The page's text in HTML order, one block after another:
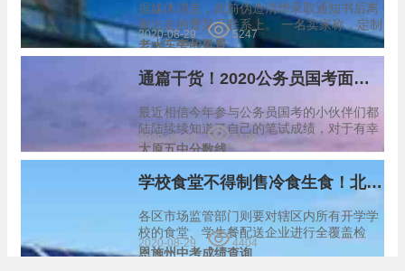
据媒体消息，此前伪造清华录取通知书后离
家出走的曹某已联系上。 一名卖家称，定制
高校录取通知书分为单独定制和套装两类。
该卖家称，录取通知书均盖有相应学校的印
章。 有律师称，伪造录取通知书，牵涉…
老水车旁的风景
2020-08-29 5247
通篇干货！2020公务员国考面试流程介绍
最近相信今年参与公务员国考的小伙伴们都
陆陆续续知道了自己的笔试成绩，对于有幸
进入面试的小伙伴，接下来要介绍的国考面
试技巧极有可能帮助你在面试中披荆斩棘，
顺利上岸，对于今年没有进入面试的小伙伴
来说，这也是…
太原五中分数线
2020-08-29 5199
学校食堂不得制售冷食生食！北京校园食品安全大检查即将启动
各区市场监管部门则要对辖区内所有开学学
校的食堂、学生餐配送企业进行全覆盖检
查，重点检查内容包括学生餐配送企业从业
恩施州中考成绩查询
2020-08-29 4404